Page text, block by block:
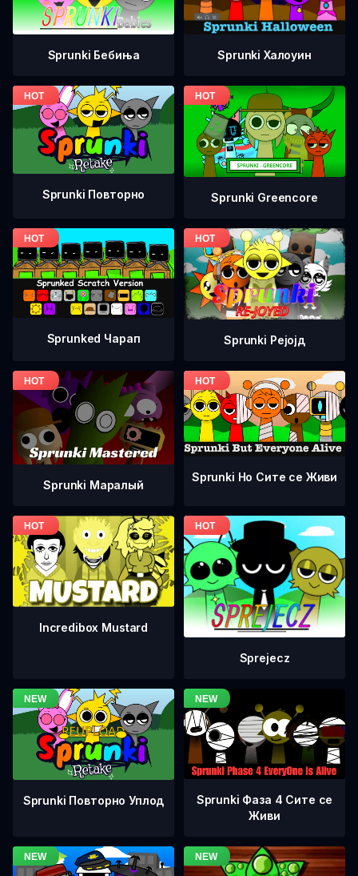
Sprunki Бебиња Sprunki Халоуин
Sprunki Повторно Sprunki Greencore
Sprunked Чарап Sprunki Рејојд
Sprunki Маралый
Sprunki Но Сите се Живи
Incredibox Mustard
Sprejecz
Sprunki Повторно Уплод
Sprunki Фаза 4 Сите се
Живи